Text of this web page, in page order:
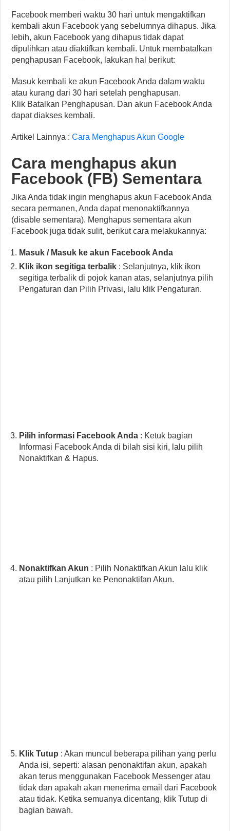
Facebook memberi waktu 30 hari untuk mengaktifkan
kembali akun Facebook yang sebelumnya dihapus. Jika
lebih, akun Facebook yang dihapus tidak dapat
dipulihkan atau diaktifkan kembali. Untuk membatalkan
penghapusan Facebook, lakukan hal berikut:
Masuk kembali ke akun Facebook Anda dalam waktu
atau kurang dari 30 hari setelah penghapusan.
Klik Batalkan Penghapusan. Dan akun Facebook Anda
dapat diakses kembali.
Artikel Lainnya :Cara Menghapus Akun Google
Cara menghapus akun
Facebook (FB) Sementara
Jika Anda tidak ingin menghapus akun Facebook Anda
secara permanen, Anda dapat menonaktifkannya
(disable sementara). Menghapus sementara akun
Facebook juga tidak sulit, berikut cara melakukannya:
Masuk / Masuk ke akun Facebook Anda
Klik ikon segitiga terbalik : Selanjutnya, klik ikon
segitiga terbalik di pojok kanan atas, selanjutnya pilih
Pengaturan dan Pilih Privasi, lalu klik Pengaturan.
Pilih informasi Facebook Anda : Ketuk bagian
Informasi Facebook Anda di bilah sisi kiri, lalu pilih
Nonaktifkan & Hapus.
Nonaktifkan Akun : Pilih Nonaktifkan Akun lalu klik
atau pilih Lanjutkan ke Penonaktifan Akun.
Klik Tutup : Akan muncul beberapa pilihan yang perlu
Anda isi, seperti: alasan penonaktifan akun, apakah
akan terus menggunakan Facebook Messenger atau
tidak dan apakah akan menerima email dari Facebook
atau tidak. Ketika semuanya dicentang, klik Tutup di
bagian bawah.